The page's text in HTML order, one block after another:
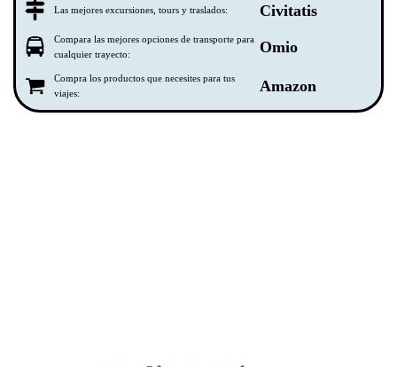
Las mejores excursiones, tours y traslados: Civitatis
Compara las mejores opciones de transporte para
cualquier trayecto:
Omio
Compra los productos que necesites para tus
viajes:
Amazon